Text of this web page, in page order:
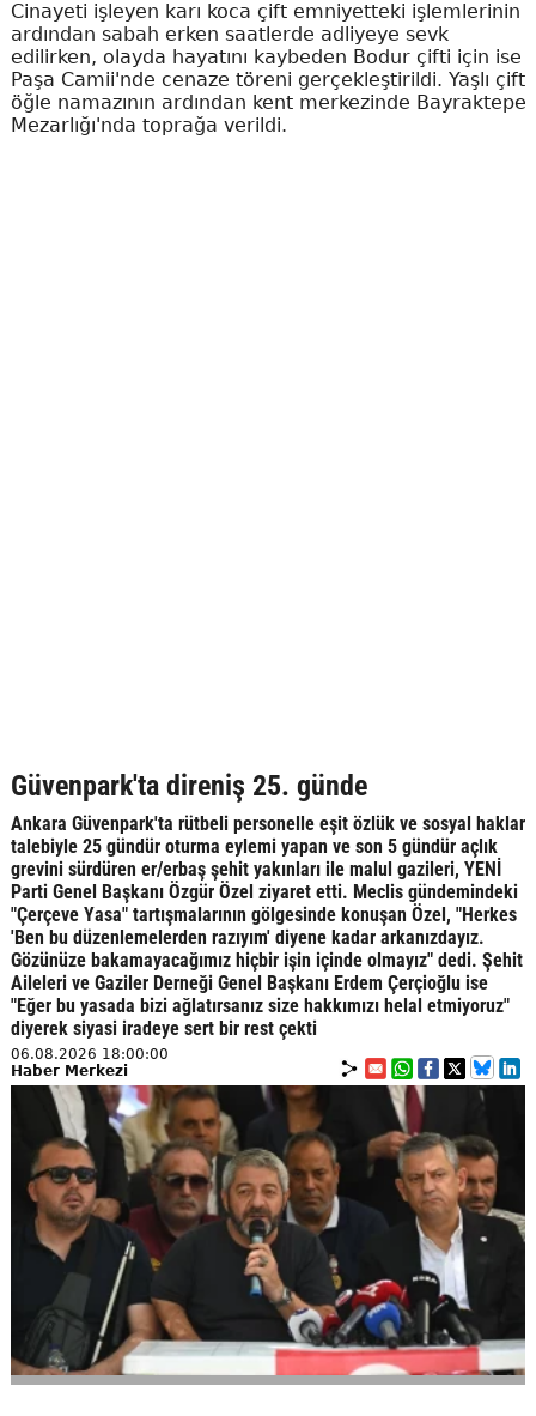
Cinayeti işleyen karı koca çift emniyetteki işlemlerinin
ardından sabah erken saatlerde adliyeye sevk
edilirken, olayda hayatını kaybeden Bodur çifti için ise
Paşa Camii'nde cenaze töreni gerçekleştirildi. Yaşlı çift
öğle namazının ardından kent merkezinde Bayraktepe
Mezarlığı'nda toprağa verildi.
Güvenpark'ta direniş 25. günde
Ankara Güvenpark'ta rütbeli personelle eşit özlük ve sosyal haklar
talebiyle 25 gündür oturma eylemi yapan ve son 5 gündür açlık
grevini sürdüren er/erbaş şehit yakınları ile malul gazileri, YENİ
Parti Genel Başkanı Özgür Özel ziyaret etti. Meclis gündemindeki
"Çerçeve Yasa" tartışmalarının gölgesinde konuşan Özel, "Herkes
'Ben bu düzenlemelerden razıyım' diyene kadar arkanızdayız.
Gözünüze bakamayacağımız hiçbir işin içinde olmayız" dedi. Şehit
Aileleri ve Gaziler Derneği Genel Başkanı Erdem Çerçioğlu ise
"Eğer bu yasada bizi ağlatırsanız size hakkımızı helal etmiyoruz"
diyerek siyasi iradeye sert bir rest çekti
06.08.2026 18:00:00
Haber Merkezi